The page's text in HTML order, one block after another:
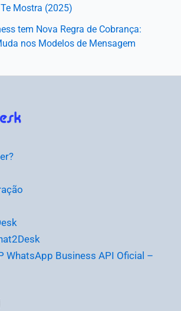
Mostra (2025)
tem Nova Regra de Cobrança:
nos Modelos de Mensagem
WhatsApp Business API Oficial –